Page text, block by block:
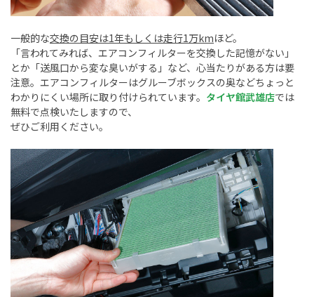
一般的な交換の目安は1年もしくは走行1万kmほど。
「言われてみれば、エアコンフィルターを交換した記憶がない」
とか「送風口から変な臭いがする」など、心当たりがある方は要
注意。エアコンフィルターはグルーブボックスの奥などちょっと
わかりにくい場所に取り付けられています。 タイヤ館武雄店では
無料で点検いたしますので、
ぜひご利用ください。